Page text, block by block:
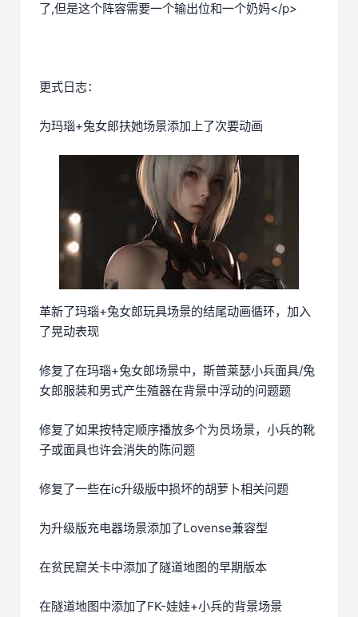
了,但是这个阵容需要一个输出位和一个奶妈</p>
更式日志：
为玛瑙+兔女郎扶她场景添加上了次要动画
革新了玛瑙+兔女郎玩具场景的结尾动画循环，加入
了晃动表现
修复了在玛瑙+兔女郎场景中，斯普莱瑟小兵面具/兔
女郎服装和男式产生殖器在背景中浮动的问题题
修复了如果按特定顺序播放多个为员场景，小兵的靴
子或面具也许会消失的陈问题
修复了一些在ic升级版中损坏的胡萝卜相关问题
为升级版充电器场景添加了Lovense兼容型
在贫民窟关卡中添加了隧道地图的早期版本
在隧道地图中添加了FK-娃娃+小兵的背景场景